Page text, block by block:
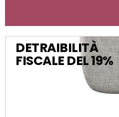
DETRAIBILITÀ
FISCALE DEL 19%